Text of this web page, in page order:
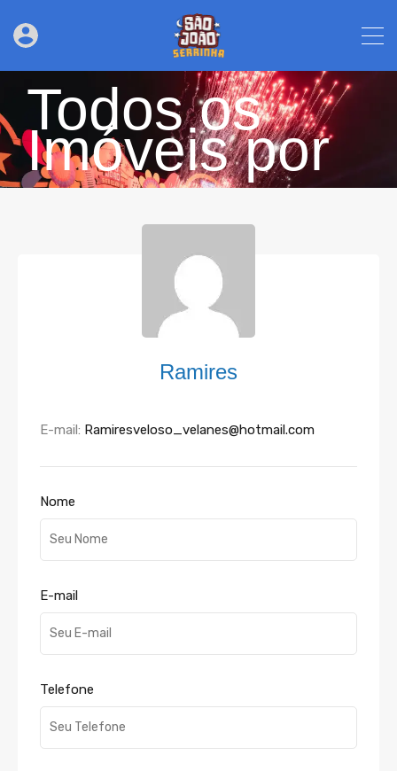
Todos os
Imóveis por
Ramires
E-mail: Ramiresveloso_velanes@hotmail.com
Nome
E-mail
Telefone